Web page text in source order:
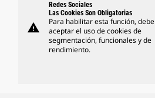
warning
Redes Sociales
Las Cookies Son Obligatorias
Para habilitar esta función, debe
aceptar el uso de cookies de
segmentación, funcionales y de
rendimiento.